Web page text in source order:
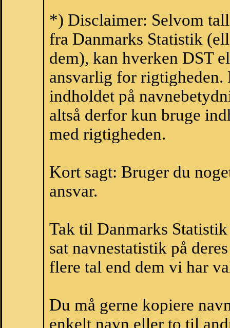
*) Disclaimer: Selvom
fra Danmarks Statistik
dem), kan hverken DST
ansvarlig for
indholdet på
altså derfor kun bruge
med rigtigheden.
Kort sagt: Bruger du
ansvar.
Tak til Danmarks
sat navnestatistik på
flere tal end dem vi har
Du må gerne kopiere
enkelt navn eller to til